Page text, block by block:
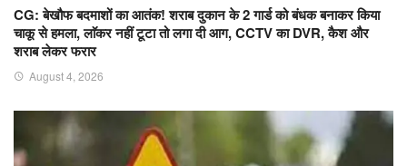
CG: बेखौफ बदमाशों का आतंक! शराब दुकान के 2 गार्ड को बंधक बनाकर किया
चाकू से हमला, लाॅकर नहीं टूटा तो लगा दी आग, CCTV का DVR, कैश और
शराब लेकर फरार
August 4, 2026